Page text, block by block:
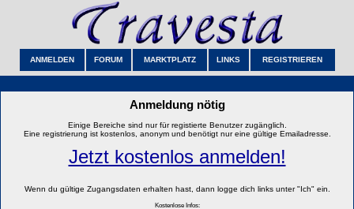
ANMELDEN FORUM MARKTPLATZ LINKS REGISTRIEREN
Anmeldung nötig
Einige Bereiche sind nur für registierte Benutzer zugänglich.
Eine registrierung ist kostenlos, anonym und benötigt nur eine gültige Emailadresse.
Jetzt kostenlos anmelden!
Wenn du gültige Zugangsdaten erhalten hast, dann logge dich links unter "Ich" ein.
Kostenlose Infos: